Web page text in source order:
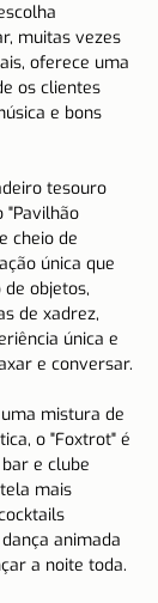
muitas vezes
oferece uma
os clientes
e bons
tesouro
"Pavilhão
cheio de
única que
objetos,
de xadrez,
única e
e conversar.
mistura de
o "Foxtrot" é
e clube
mais
animada
a noite toda.